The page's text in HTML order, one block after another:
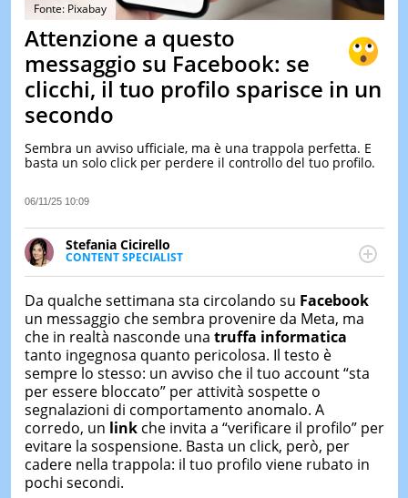
&
TEST
&
DI
OGGI
DI
Fonte: Pixabay
Attenzione a questo
messaggio su Facebook: se
clicchi, il tuo profilo sparisce in un
secondo
Sembra un avviso ufficiale, ma è una trappola perfetta. E
basta un solo click per perdere il controllo del tuo profilo.
06/11/25 10:09
Stefania Cicirello
CONTENT SPECIALIST
Content writer, video editor e fotografa, ha
Marketing. Scrive articoli in ottica SEO e realizza
contenuti per social media, con focus su Costume &
Società, Moda e Bellezza.
Da qualche settimana sta circolando su Facebook
un messaggio che sembra provenire da Meta, ma
che in realtà nasconde una truffa informatica
tanto ingegnosa quanto pericolosa. Il testo è
sempre lo stesso: un avviso che il tuo account “sta
per essere bloccato” per attività sospette o
segnalazioni di comportamento anomalo. A
corredo, un linkche invita a “verificare il profilo” per
evitare la sospensione. Basta un click, però, per
cadere nella trappola: il tuo profilo viene rubato in
pochi secondi.